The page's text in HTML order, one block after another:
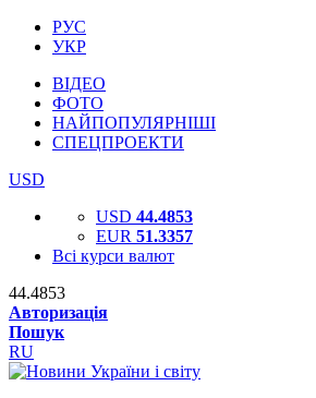
РУС
УКР
ВІДЕО
ФОТО
НАЙПОПУЛЯРНІШІ
СПЕЦПРОЕКТИ
USD
USD 44.4853
EUR 51.3357
Всі курси валют
44.4853
Авторизація
Пошук
RU